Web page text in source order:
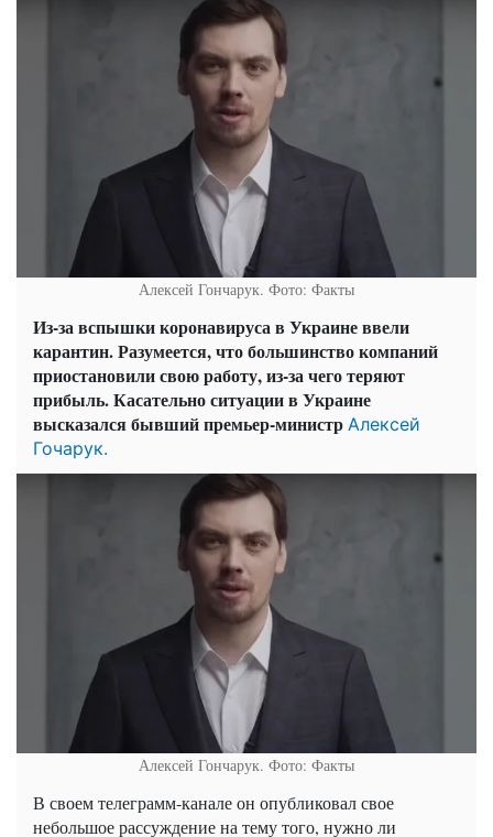
Алексей Гончарук. Фото: Факты
Из-за вспышки коронавируса в Украине ввели
карантин. Разумеется, что большинство компаний
приостановили свою работу, из-за чего теряют
прибыль. Касательно ситуации в Украине
высказался бывший премьер-министр Алексей
Гочарук.
Алексей Гончарук. Фото: Факты
В своем телеграмм-канале он опубликовал свое
небольшое рассуждение на тему того, нужно ли